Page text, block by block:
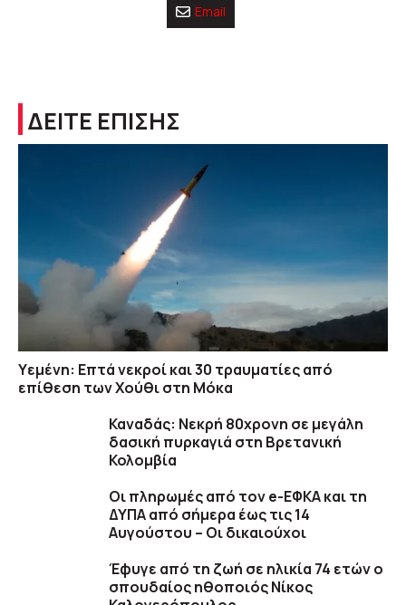
Email
ΔΕΙΤΕ ΕΠΙΣΗΣ
Υεμένη: Επτά νεκροί και 30 τραυματίες από
επίθεση των Χούθι στη Μόκα
Καναδάς: Nεκρή 80χρονη σε μεγάλη
δασική πυρκαγιά στη Βρετανική
Κολομβία
Οι πληρωμές από τον e-ΕΦΚΑ και τη
ΔΥΠΑ από σήμερα έως τις 14
Αυγούστου – Οι δικαιούχοι
Έφυγε από τη ζωή σε ηλικία 74 ετών ο
σπουδαίος ηθοποιός Νίκος